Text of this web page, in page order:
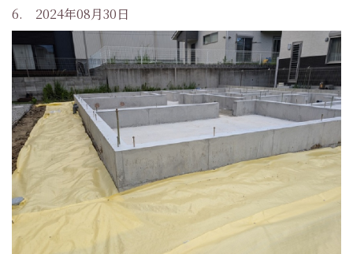
6. 2024年08月30日